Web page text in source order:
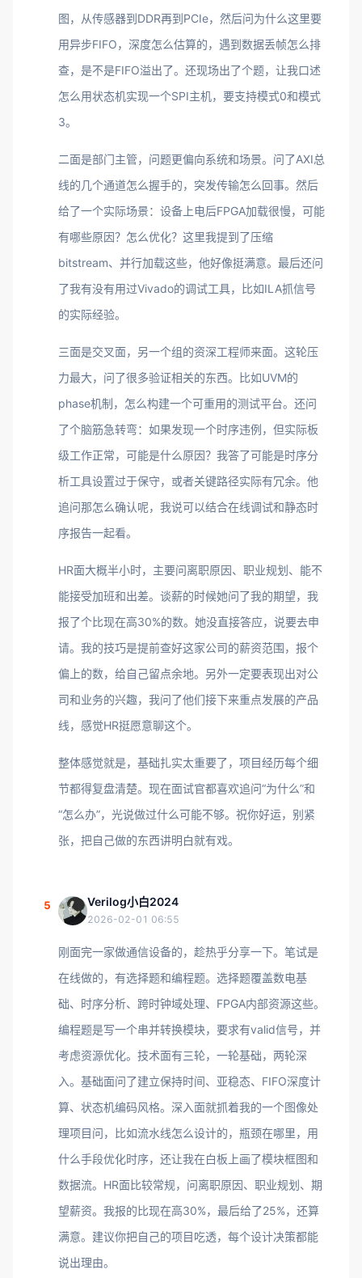
图，从传感器到DDR再到PCIe，然后问为什么这里要
用异步FIFO，深度怎么估算的，遇到数据丢帧怎么排
查，是不是FIFO溢出了。还现场出了个题，让我口述
怎么用状态机实现一个SPI主机，要支持模式0和模式
3。
二面是部门主管，问题更偏向系统和场景。问了AXI总
线的几个通道怎么握手的，突发传输怎么回事。然后
给了一个实际场景：设备上电后FPGA加载很慢，可能
有哪些原因？怎么优化？这里我提到了压缩
bitstream、并行加载这些，他好像挺满意。最后还问
了我有没有用过Vivado的调试工具，比如ILA抓信号
的实际经验。
三面是交叉面，另一个组的资深工程师来面。这轮压
力最大，问了很多验证相关的东西。比如UVM的
phase机制，怎么构建一个可重用的测试平台。还问
了个脑筋急转弯：如果发现一个时序违例，但实际板
级工作正常，可能是什么原因？我答了可能是时序分
析工具设置过于保守，或者关键路径实际有冗余。他
追问那怎么确认呢，我说可以结合在线调试和静态时
序报告一起看。
HR面大概半小时，主要问离职原因、职业规划、能不
能接受加班和出差。谈薪的时候她问了我的期望，我
报了个比现在高30%的数。她没直接答应，说要去申
请。我的技巧是提前查好这家公司的薪资范围，报个
偏上的数，给自己留点余地。另外一定要表现出对公
司和业务的兴趣，我问了他们接下来重点发展的产品
线，感觉HR挺愿意聊这个。
整体感觉就是，基础扎实太重要了，项目经历每个细
节都得复盘清楚。现在面试官都喜欢追问“为什么”和
“怎么办”，光说做过什么可能不够。祝你好运，别紧
张，把自己做的东西讲明白就有戏。
5 Verilog小白2024
2026-02-01 06:55
刚面完一家做通信设备的，趁热乎分享一下。笔试是
在线做的，有选择题和编程题。选择题覆盖数电基
础、时序分析、跨时钟域处理、FPGA内部资源这些。
编程题是写一个串并转换模块，要求有valid信号，并
考虑资源优化。技术面有三轮，一轮基础，两轮深
入。基础面问了建立保持时间、亚稳态、FIFO深度计
算、状态机编码风格。深入面就抓着我的一个图像处
理项目问，比如流水线怎么设计的，瓶颈在哪里，用
什么手段优化时序，还让我在白板上画了模块框图和
数据流。HR面比较常规，问离职原因、职业规划、期
望薪资。我报的比现在高30%，最后给了25%，还算
满意。建议你把自己的项目吃透，每个设计决策都能
说出理由。